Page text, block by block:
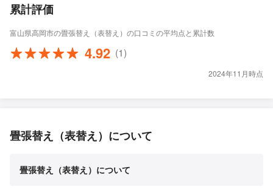
累計評価
富山県高岡市の畳張替え（表替え）の口コミの平均点と累計数
4.92 (1)
2024年11月時点
畳張替え（表替え）について
畳張替え（表替え）について